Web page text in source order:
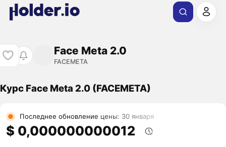
Face Meta 2.0
FACEMETA
Курс Face Meta 2.0 (FACEMETA)
Последнее обновление цены: 30 января
$ 0,000000000012